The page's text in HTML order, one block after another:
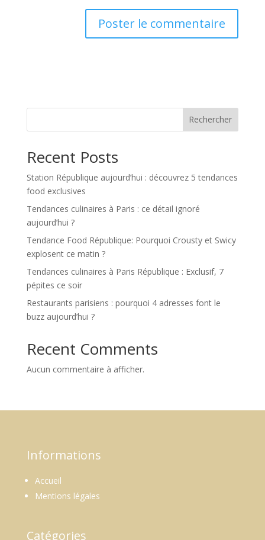
Rechercher
Recent Posts
Station République aujourd’hui : découvrez 5 tendances
food exclusives
Tendances culinaires à Paris : ce détail ignoré
aujourd’hui ?
Tendance Food République: Pourquoi Crousty et Swicy
explosent ce matin ?
Tendances culinaires à Paris République : Exclusif, 7
pépites ce soir
Restaurants parisiens : pourquoi 4 adresses font le
buzz aujourd’hui ?
Recent Comments
Aucun commentaire à afficher.
Informations
Accueil
Mentions légales
Catégories